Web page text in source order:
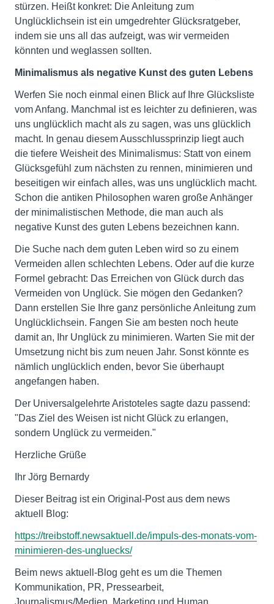
stürzen. Heißt konkret: Die Anleitung zum
Unglücklichsein ist ein umgedrehter Glücksratgeber,
indem sie uns all das aufzeigt, was wir vermeiden
könnten und weglassen sollten.
Minimalismus als negative Kunst des guten Lebens
Werfen Sie noch einmal einen Blick auf Ihre Glücksliste
vom Anfang. Manchmal ist es leichter zu definieren, was
uns unglücklich macht als zu sagen, was uns glücklich
macht. In genau diesem Ausschlussprinzip liegt auch
die tiefere Weisheit des Minimalismus: Statt von einem
Glücksgefühl zum nächsten zu rennen, minimieren und
beseitigen wir einfach alles, was uns unglücklich macht.
Schon die antiken Philosophen waren große Anhänger
der minimalistischen Methode, die man auch als
negative Kunst des guten Lebens bezeichnen kann.
Die Suche nach dem guten Leben wird so zu einem
Vermeiden allen schlechten Lebens. Oder auf die kurze
Formel gebracht: Das Erreichen von Glück durch das
Vermeiden von Unglück. Sie mögen den Gedanken?
Dann erstellen Sie Ihre ganz persönliche Anleitung zum
Unglücklichsein. Fangen Sie am besten noch heute
damit an, Ihr Unglück zu minimieren. Warten Sie mit der
Umsetzung nicht bis zum neuen Jahr. Sonst könnte es
nämlich unglücklich enden, bevor Sie überhaupt
angefangen haben.
Der Universalgelehrte Aristoteles sagte dazu passend:
"Das Ziel des Weisen ist nicht Glück zu erlangen,
sondern Unglück zu vermeiden."
Herzliche Grüße
Ihr Jörg Bernardy
Dieser Beitrag ist ein Original-Post aus dem news
aktuell Blog:
https://treibstoff.newsaktuell.de/impuls-des-monats-vom-
minimieren-des-ungluecks/
Beim news aktuell-Blog geht es um die Themen
Kommunikation, PR, Pressearbeit,
Journalismus/Medien, Marketing und Human